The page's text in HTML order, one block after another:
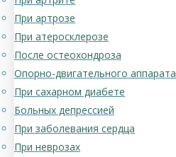
При артрозе
При атеросклерозе
После остеохондроза
Опорно-двигательного аппарата
При сахарном диабете
Больных депрессией
При заболевания сердца
При неврозах